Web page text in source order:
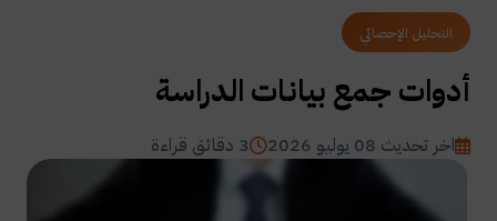
التحليل الإحصائي
أدوات جمع بيانات الدراسة
اخر تحديث 08 يوليو 2026 3 دقائق قراءة